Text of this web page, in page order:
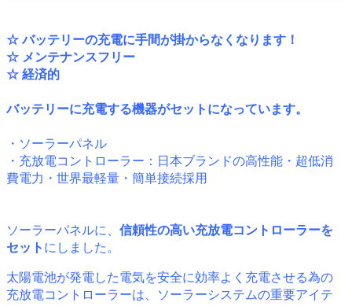
☆ バッテリーの充電に手間が掛からなくなります！
☆ メンテナンスフリー
☆ 経済的
バッテリーに充電する機器がセットになっています。
・ソーラーパネル
・充放電コントローラー：日本ブランドの高性能・超低消
費電力・世界最軽量・簡単接続採用
ソーラーパネルに、 信頼性の高い充放電コントローラーを
セット にしました。
太陽電池が発電した電気を安全に効率よく充電させる為の
充放電コントローラーは、ソーラーシステムの重要アイテ